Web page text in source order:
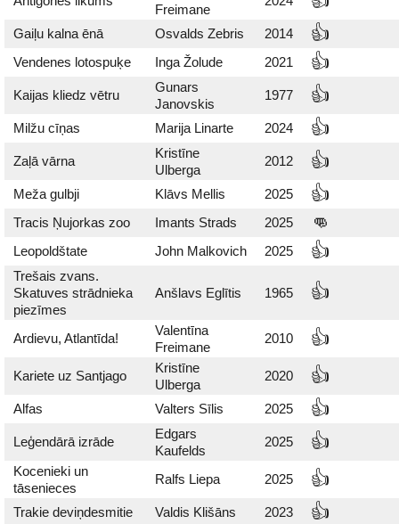
Freimane
Gaiļu kalna ēnā Osvalds Zebris 2014 👍
Vendenes lotospuķe Inga Žolude 2021 👍
Kaijas kliedz vētru
Gunars
Janovskis
1977 👍
Milžu cīņas Marija Linarte 2024 👍
Zaļā vārna
Kristīne
Ulberga
2012 👍
Meža gulbji Klāvs Mellis 2025 👍
Tracis Ņujorkas zoo Imants Strads 2025 👊
Leopoldštate John Malkovich 2025 👍
Trešais zvans.
Skatuves strādnieka
piezīmes
Anšlavs Eglītis 1965 👍
Ardievu, Atlantīda!
Valentīna
Freimane
2010 👍
Kariete uz Santjago
Kristīne
Ulberga
2020 👍
Alfas Valters Sīlis 2025 👍
Leģendārā izrāde
Edgars
Kaufelds
2025 👍
Kocenieki un
tāsenieces
Ralfs Liepa 2025 👍
Trakie deviņdesmitie Valdis Klišāns 2023 👍